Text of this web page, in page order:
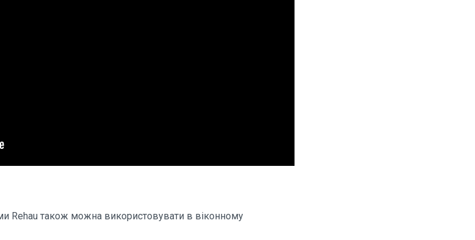
Rehau також можна використовувати в віконному